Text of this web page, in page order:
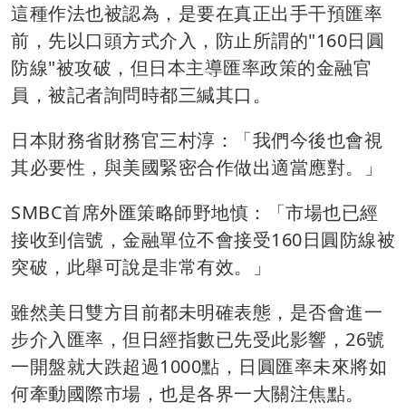
這種作法也被認為，是要在真正出手干預匯率
前，先以口頭方式介入，防止所謂的"160日圓
防線"被攻破，但日本主導匯率政策的金融官
員，被記者詢問時都三緘其口。
日本財務省財務官三村淳：「我們今後也會視
其必要性，與美國緊密合作做出適當應對。」
SMBC首席外匯策略師野地慎：「市場也已經
接收到信號，金融單位不會接受160日圓防線被
突破，此舉可說是非常有效。」
雖然美日雙方目前都未明確表態，是否會進一
步介入匯率，但日經指數已先受此影響，26號
一開盤就大跌超過1000點，日圓匯率未來將如
何牽動國際市場，也是各界一大關注焦點。